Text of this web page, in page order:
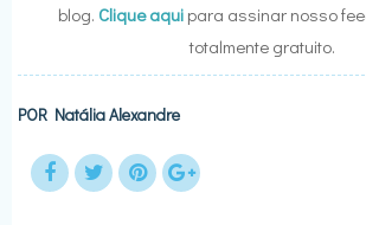
blog. Clique aquipara assinar nosso
totalmente gratuito.
POR Natália Alexandre